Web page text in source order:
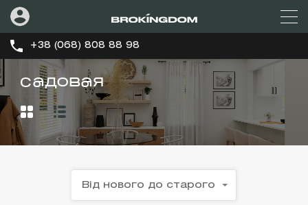
+38 (068) 808 88 98
садовая
Від нового до старого